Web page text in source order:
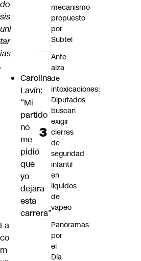
do
sis
uni
tar
ias
.
Carolina
Lavín:
“Mi
partido
no
me
pidió
que
yo
dejara
esta
carrera”
La
co
m
mecanismo
propuesto
por
Subtel
Ante
alza
de
intoxicaciones:
Diputados
buscan
exigir
cierres
de
seguridad
infantil
en
líquidos
de
vapeo
Panoramas
por
el
Día